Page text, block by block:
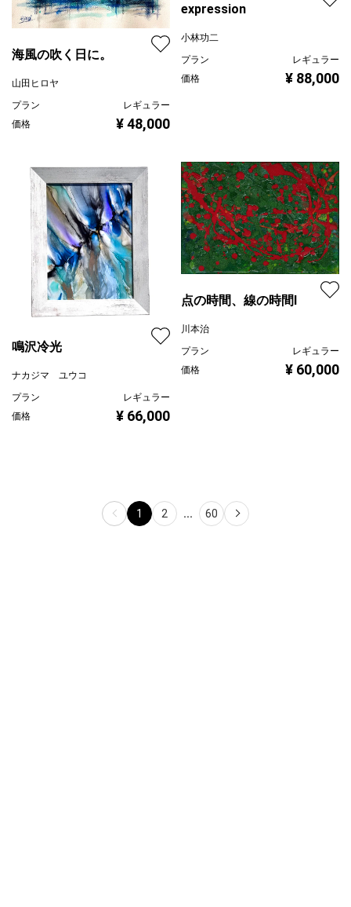
海風の吹く日に。
山田ヒロヤ
プラン
レギュラー
価格
¥ 48,000
expression
小林功二
プラン
レギュラー
価格
¥ 88,000
鳴沢冷光
ナカジマ ユウコ
プラン
レギュラー
価格
¥ 66,000
点の時間、線の時間Ⅰ
川本治
プラン
レギュラー
価格
¥ 60,000
1 2 ... 60